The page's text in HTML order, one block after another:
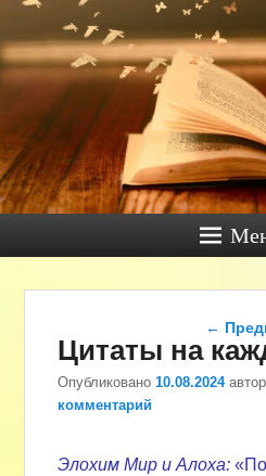
←
Цитаты на
Опубликовано10.08.2024
комментарий
Элохим Мир и Алоха: